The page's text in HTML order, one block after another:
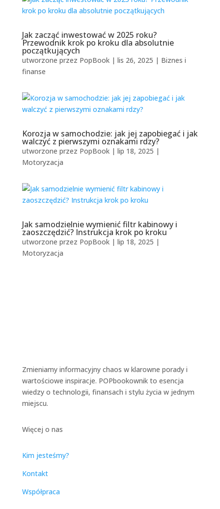
Jak zacząć inwestować w 2025 roku?
Przewodnik krok po kroku dla absolutnie
początkujących
utworzone przez PopBook| lis 26, 2025 | Biznes i
finanse
Korozja w samochodzie: jak jej zapobiegać i jak
walczyć z pierwszymi oznakami rdzy?
utworzone przez PopBook| lip 18, 2025 |
Motoryzacja
Jak samodzielnie wymienić filtr kabinowy i
zaoszczędzić? Instrukcja krok po kroku
utworzone przez PopBook| lip 18, 2025 |
Motoryzacja
Zmieniamy informacyjny chaos w klarowne porady i
wartościowe inspiracje. POPbookownik to esencja
wiedzy o technologii, finansach i stylu życia w jednym
miejscu.
Więcej o nas
Kim jesteśmy?
Kontakt
Współpraca